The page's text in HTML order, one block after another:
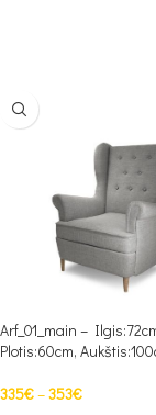
Arf_01_main –
Plotis:60cm,
335€–353€